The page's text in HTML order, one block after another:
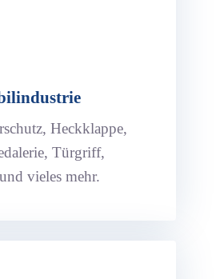
Heckklappe,
Türgriff,
vieles mehr.